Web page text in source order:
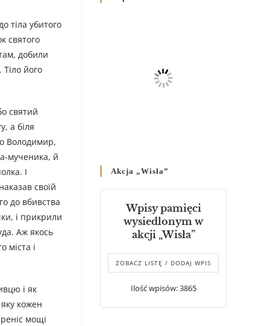
тіла убитого
святого
добили
його
святий
а біля
Володимир,
мученика, й
І
своїй
до вбивства
і прикрили
Аж якось
міста і
і як
кожен
мощі
Родин
Справ Молоді та встановленя
складу Катихитичної Комісії
днях 2-12 липня 2024 р.”
Декрет єпископів
Перемисько-Варшавської
Митрополії стосовно
звершування Божественної
літургії
Булла проголошення
Akcja „Wisła”
Wpisy pamięci
wysiedlonym w
akcji „Wisła”
ZOBACZ LISTĘ / DODAJ WPIS
Ilość wpisów: 3865